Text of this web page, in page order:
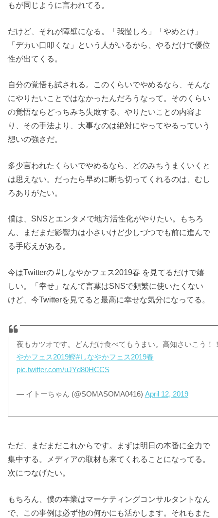
もが同じように言われてる。
だけど、それが障壁になる。「我慢しろ」「やめとけ」
「デカい口叩くな」という人がいるから、やるだけで優位
性が出てくる。
自分の覚悟も試される。このくらいでやめるなら、そんな
にやりたいことではなかったんだろうなって。そのくらい
の覚悟ならどっちみち失敗する。やりたいことの内容よ
り、その手法より、大事なのは絶対にやってやるっていう
想いの強さだ。
多少言われたくらいでやめるなら、どのみちうまくいくと
は思えない。だったら早めに断ち切ってくれるのは、むし
ろありがたい。
僕は、SNSとエンタメで地方活性化がやりたい。もちろ
ん、まだまだ影響力は小さいけど少しづつでも前に進んで
る手応えがある。
今はTwitterの #しなやかフェス2019春 を見てるだけで嬉
しい。「幸せ」なんて言葉はSNSで頻繁に使いたくない
けど、今Twitterを見てると最高に幸せな気分になってる。
夜もカツオです。どんだけ食べてもうまい。高知さいこう！
やかフェス2019鰹#しなやかフェス2019春
pic.twitter.com/uJYd80HCCS
— イトーちゃん (@SOMASOMA0416) April 12, 2019
ただ、まだまだこれからです。まずは明日の本番に全力で
集中する。メディアの取材も来てくれることになってる。
次につなげたい。
もちろん、僕の本業はマーケティングコンサルタントなん
で、この事例は必ず他の何かにも活かします。それもまた